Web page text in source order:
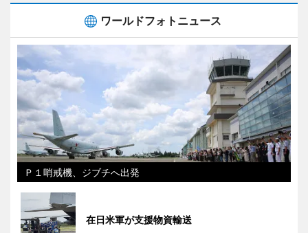
ワールドフォトニュース
Ｐ１哨戒機、ジブチへ出発
在日米軍が支援物資輸送